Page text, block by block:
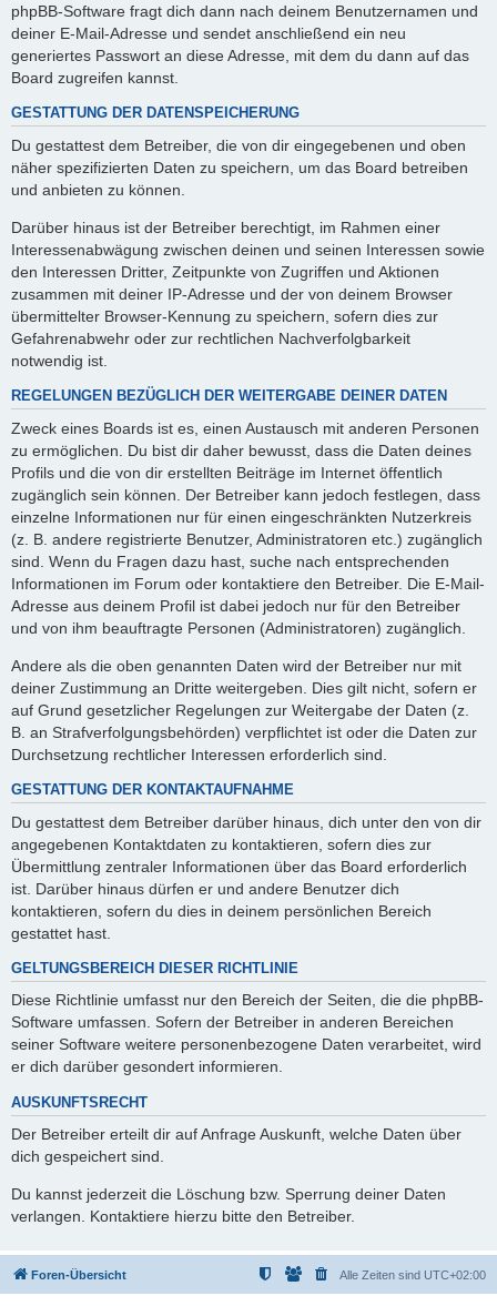
phpBB-Software fragt dich dann nach deinem Benutzernamen und
deiner E-Mail-Adresse und sendet anschließend ein neu
generiertes Passwort an diese Adresse, mit dem du dann auf das
Board zugreifen kannst.
GESTATTUNG DER DATENSPEICHERUNG
Du gestattest dem Betreiber, die von dir eingegebenen und oben
näher spezifizierten Daten zu speichern, um das Board betreiben
und anbieten zu können.
Darüber hinaus ist der Betreiber berechtigt, im Rahmen einer
Interessenabwägung zwischen deinen und seinen Interessen sowie
den Interessen Dritter, Zeitpunkte von Zugriffen und Aktionen
zusammen mit deiner IP-Adresse und der von deinem Browser
übermittelter Browser-Kennung zu speichern, sofern dies zur
Gefahrenabwehr oder zur rechtlichen Nachverfolgbarkeit
notwendig ist.
REGELUNGEN BEZÜGLICH DER WEITERGABE DEINER DATEN
Zweck eines Boards ist es, einen Austausch mit anderen Personen
zu ermöglichen. Du bist dir daher bewusst, dass die Daten deines
Profils und die von dir erstellten Beiträge im Internet öffentlich
zugänglich sein können. Der Betreiber kann jedoch festlegen, dass
einzelne Informationen nur für einen eingeschränkten Nutzerkreis
(z. B. andere registrierte Benutzer, Administratoren etc.) zugänglich
sind. Wenn du Fragen dazu hast, suche nach entsprechenden
Informationen im Forum oder kontaktiere den Betreiber. Die E-Mail-
Adresse aus deinem Profil ist dabei jedoch nur für den Betreiber
und von ihm beauftragte Personen (Administratoren) zugänglich.
Andere als die oben genannten Daten wird der Betreiber nur mit
deiner Zustimmung an Dritte weitergeben. Dies gilt nicht, sofern er
auf Grund gesetzlicher Regelungen zur Weitergabe der Daten (z.
B. an Strafverfolgungsbehörden) verpflichtet ist oder die Daten zur
Durchsetzung rechtlicher Interessen erforderlich sind.
GESTATTUNG DER KONTAKTAUFNAHME
Du gestattest dem Betreiber darüber hinaus, dich unter den von dir
angegebenen Kontaktdaten zu kontaktieren, sofern dies zur
Übermittlung zentraler Informationen über das Board erforderlich
ist. Darüber hinaus dürfen er und andere Benutzer dich
kontaktieren, sofern du dies in deinem persönlichen Bereich
gestattet hast.
GELTUNGSBEREICH DIESER RICHTLINIE
Diese Richtlinie umfasst nur den Bereich der Seiten, die die phpBB-
Software umfassen. Sofern der Betreiber in anderen Bereichen
seiner Software weitere personenbezogene Daten verarbeitet, wird
er dich darüber gesondert informieren.
AUSKUNFTSRECHT
Der Betreiber erteilt dir auf Anfrage Auskunft, welche Daten über
dich gespeichert sind.
Du kannst jederzeit die Löschung bzw. Sperrung deiner Daten
verlangen. Kontaktiere hierzu bitte den Betreiber.
Foren-Übersicht Alle Zeiten sind UTC+02:00